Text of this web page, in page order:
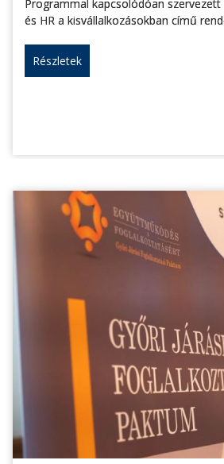
Programmal kapcsolódóan szervezett
és HR a kisvállalkozásokban című
Részletek